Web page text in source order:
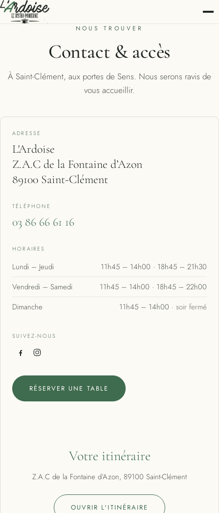
NOUS TROUVER
Contact & accès
À Saint-Clément, aux portes de Sens. Nous serons ravis de
vous accueillir.
ADRESSE
L'Ardoise
Z.A.C de la Fontaine d’Azon
89100 Saint-Clément
TÉLÉPHONE
03 86 66 61 16
HORAIRES
Lundi – Jeudi
11h45 – 14h00 · 18h45 – 21h30
Vendredi – Samedi
11h45 – 14h00 · 18h45 – 22h00
Dimanche
11h45 – 14h00 · soir fermé
SUIVEZ-NOUS
RÉSERVER UNE TABLE
Votre itinéraire
Z.A.C de la Fontaine d’Azon, 89100 Saint-Clément
OUVRIR L'ITINÉRAIRE